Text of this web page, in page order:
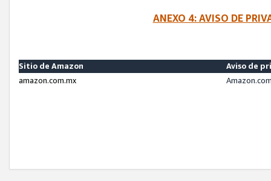
ANEXO 4: AVISO DE
Sitio de Amazon
Aviso de
amazon.com.mx